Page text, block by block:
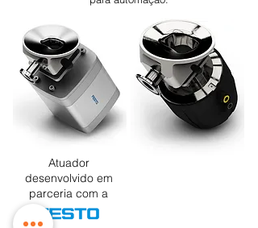
Atuador
desenvolvido em
parceria com a